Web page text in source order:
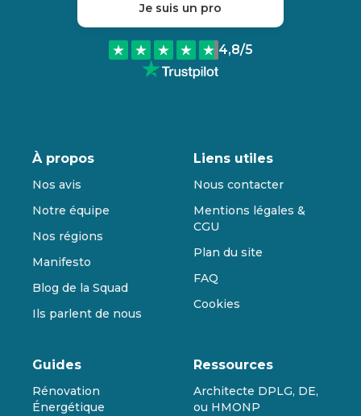
Je suis un pro
4,8/5
À propos
Nos avis
Notre équipe
Nos régions
Manifesto
Blog de la Squad
Ils parlent de nous
Liens utiles
Nous contacter
Mentions légales &
CGU
Plan du site
FAQ
Cookies
Guides
Rénovation
Énergétique
Ressources
Architecte DPLG, DE,
ou HMONP